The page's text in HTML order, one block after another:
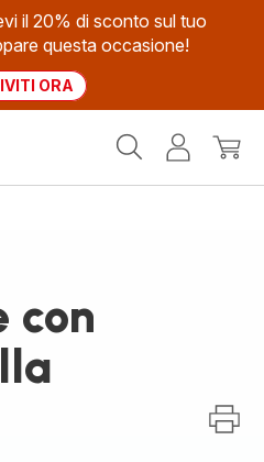
il 20% di sconto sul tuo
questa occasione!
ORA
Il
con